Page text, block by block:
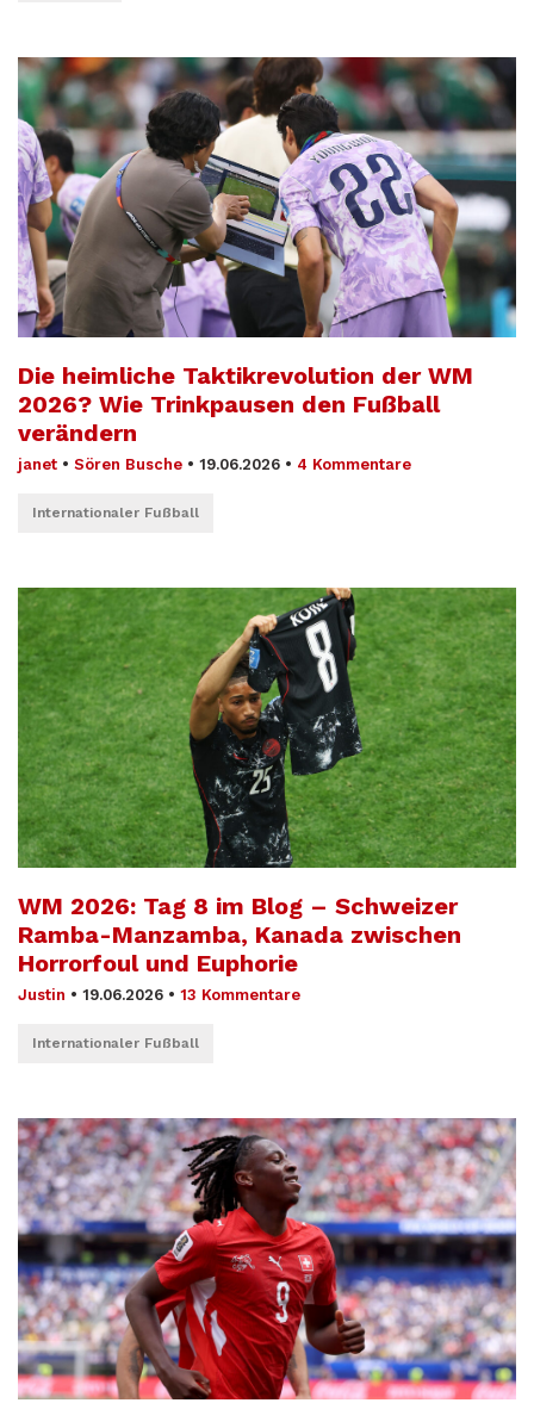
Die heimliche Taktikrevolution der WM
2026? Wie Trinkpausen den Fußball
verändern
janet • Sören Busche • 19.06.2026 • 4 Kommentare
Internationaler Fußball
WM 2026: Tag 8 im Blog – Schweizer
Ramba-Manzamba, Kanada zwischen
Horrorfoul und Euphorie
Justin • 19.06.2026 • 13 Kommentare
Internationaler Fußball